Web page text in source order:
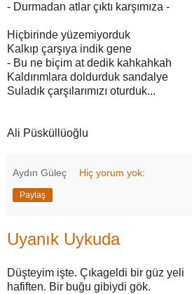
- Durmadan atlar çıktı karşımıza -
Hiçbirinde yüzemiyorduk
Kalkıp çarşıya indik gene
- Bu ne biçim at dedik kahkahkah
Kaldırımlara doldurduk sandalye
Suladık çarşılarımızı oturduk...
Ali Püsküllüoğlu
Aydın Güleç Hiç yorum yok:
Paylaş
Uyanık Uykuda
Düşteyim işte. Çıkageldi bir güz yeli
hafiften. Bir buğu gibiydi gök.